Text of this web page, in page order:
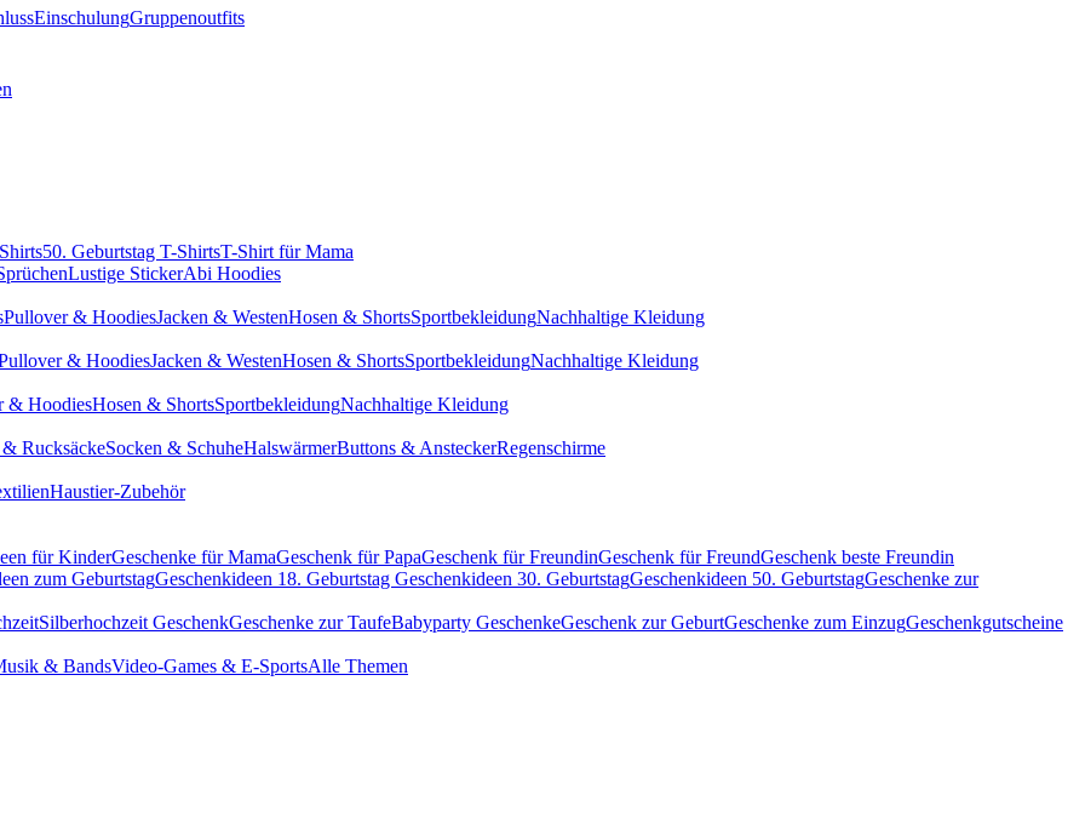
EinschulungGruppenoutfits
50. Geburtstag T-ShirtsT-Shirt für Mama
Lustige StickerAbi Hoodies
Pullover & HoodiesJacken & WestenHosen & ShortsSportbekleidungNachhaltige Kleidung
& HoodiesJacken & WestenHosen & ShortsSportbekleidungNachhaltige Kleidung
& HoodiesHosen & ShortsSportbekleidungNachhaltige Kleidung
& RucksäckeSocken & SchuheHalswärmerButtons & AnsteckerRegenschirme
Haustier-Zubehör
für KinderGeschenke für MamaGeschenk für PapaGeschenk für FreundinGeschenk für FreundGeschenk beste Freundin
zum GeburtstagGeschenkideen 18. Geburtstag Geschenkideen 30. GeburtstagGeschenkideen 50. GeburtstagGeschenke zur
Silberhochzeit GeschenkGeschenke zur TaufeBabyparty GeschenkeGeschenk zur GeburtGeschenke zum EinzugGeschenkgutscheine
& BandsVideo-Games & E-SportsAlle Themen